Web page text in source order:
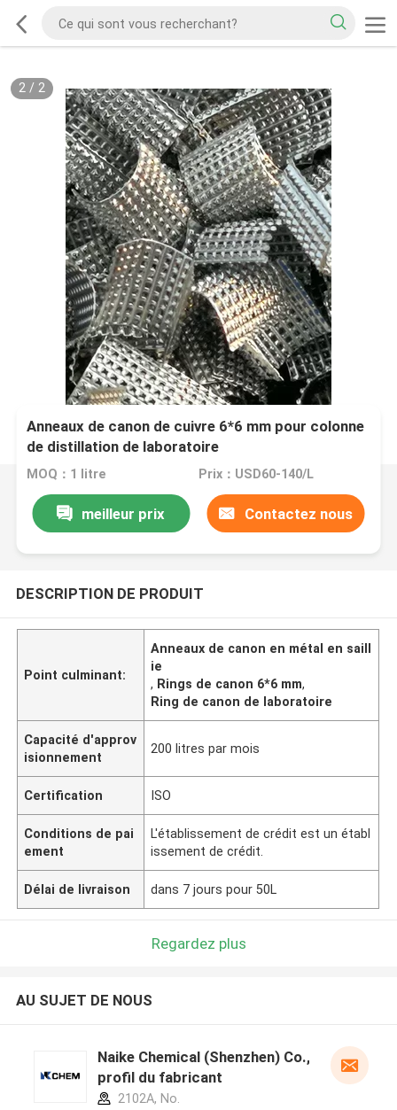
2/ 2
Anneaux de canon de cuivre 6*6 mm pour colonne
de distillation de laboratoire
MOQ：1 litre Prix：USD60-140/L
meilleur prix Contactez nous
DESCRIPTION DE PRODUIT
Point culminant:
Anneaux de canon en métal en saill
ie
, Rings de canon 6*6 mm,
Ring de canon de laboratoire
Capacité d'approv
isionnement
200 litres par mois
Certification ISO
Conditions de pai
ement
L'établissement de crédit est un établ
issement de crédit.
Délai de livraison dans 7 jours pour 50L
Regardez plus
AU SUJET DE NOUS
Naike Chemical (Shenzhen) Co., Ltd
profil du fabricant
2102A, No.